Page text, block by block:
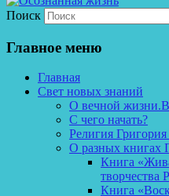
Поиск
Главное меню
Главная
Свет новых знаний
О вечной
С чего начать?
Религия
О разных книгах
Книга
творчества
Книга